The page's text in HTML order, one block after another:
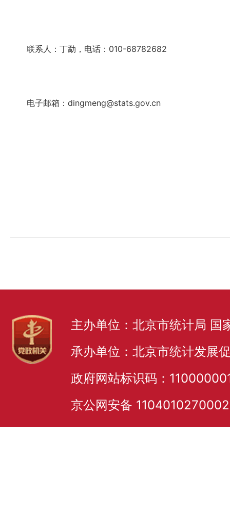
联系人：丁勐，电话：010-68782682
电子邮箱：dingmeng@stats.gov.cn
主办单位：北京市统计局 国
承办单位：北京市统计发展
政府网站标识码：
京公网安备